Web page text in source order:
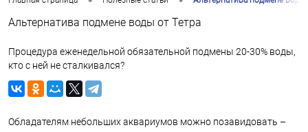
Альтернатива подмене воды от Тетра
Процедура еженедельной обязательной подмены 20-30% воды,
кто с ней не сталкивался?
Обладателям небольших аквариумов можно позавидовать –